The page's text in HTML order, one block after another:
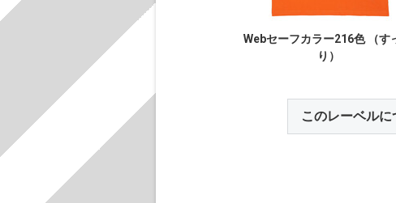
Webセーフカラー216色 （す
り）
このレーベル